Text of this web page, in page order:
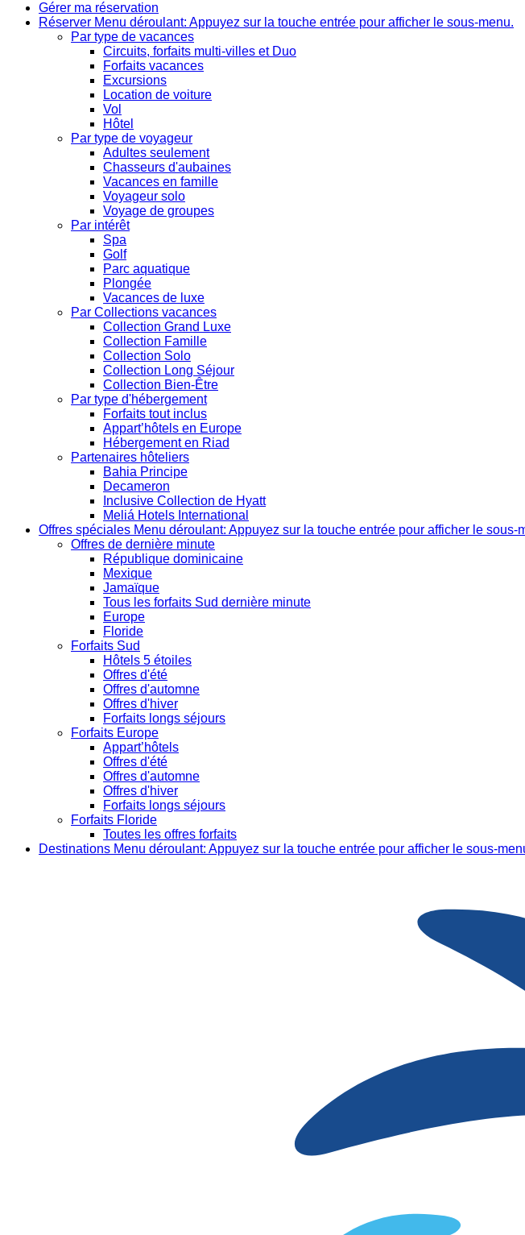
Gérer ma réservation
Réserver Menu déroulant: Appuyez sur la touche entrée pour afficher le sous-menu.
Par type de vacances
Circuits, forfaits multi-villes et Duo
Forfaits vacances
Excursions
Location de voiture
Vol
Hôtel
Par type de voyageur
Adultes seulement
Chasseurs d'aubaines
Vacances en famille
Voyageur solo
Voyage de groupes
Par intérêt
Spa
Golf
Parc aquatique
Plongée
Vacances de luxe
Par Collections vacances
Collection Grand Luxe
Collection Famille
Collection Solo
Collection Long Séjour
Collection Bien-Être
Par type d'hébergement
Forfaits tout inclus
Appart’hôtels en Europe
Hébergement en Riad
Partenaires hôteliers
Bahia Principe
Decameron
Inclusive Collection de Hyatt
Meliá Hotels International
Offres spéciales Menu déroulant: Appuyez sur la touche entrée pour afficher le sous-
Offres de dernière minute
République dominicaine
Mexique
Jamaïque
Tous les forfaits Sud dernière minute
Europe
Floride
Forfaits Sud
Hôtels 5 étoiles
Offres d'été
Offres d'automne
Offres d'hiver
Forfaits longs séjours
Forfaits Europe
Appart’hôtels
Offres d'été
Offres d'automne
Offres d'hiver
Forfaits longs séjours
Forfaits Floride
Toutes les offres forfaits
Destinations Menu déroulant: Appuyez sur la touche entrée pour afficher le sous-